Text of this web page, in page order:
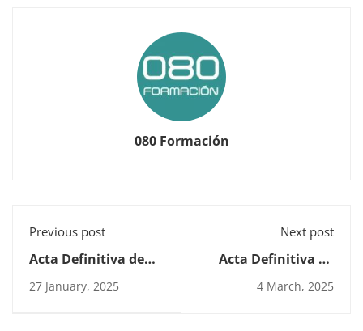
080 Formación
Previous post
Acta Definitiva de
Certificado de
27 January, 2025
Next post
Acta Definitiva de
de Actividades
4 March, 2025